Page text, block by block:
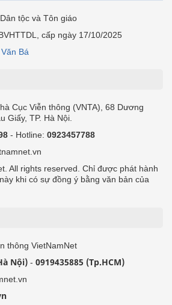
tộc và Tôn giáo
cấp ngày 17/10/2025
Bá
Cục Viễn thông (VNTA), 68 Dương
Giấy, TP. Hà Nội.
- Hotline: 0923457788
All rights reserved. Chỉ được phát hành
khi có sự đồng ý bằng văn bản của
thông VietNamNet
Nội) - 0919435885 (Tp.HCM)